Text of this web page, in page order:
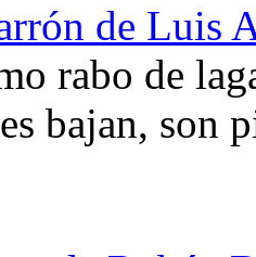
de Luis
rabo de
bajan, son